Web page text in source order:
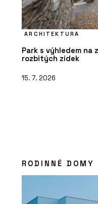
ARCHITEKTURA
Park s výhledem na
rozbitých zídek
15. 7. 2026
RODINNÉ DOMY